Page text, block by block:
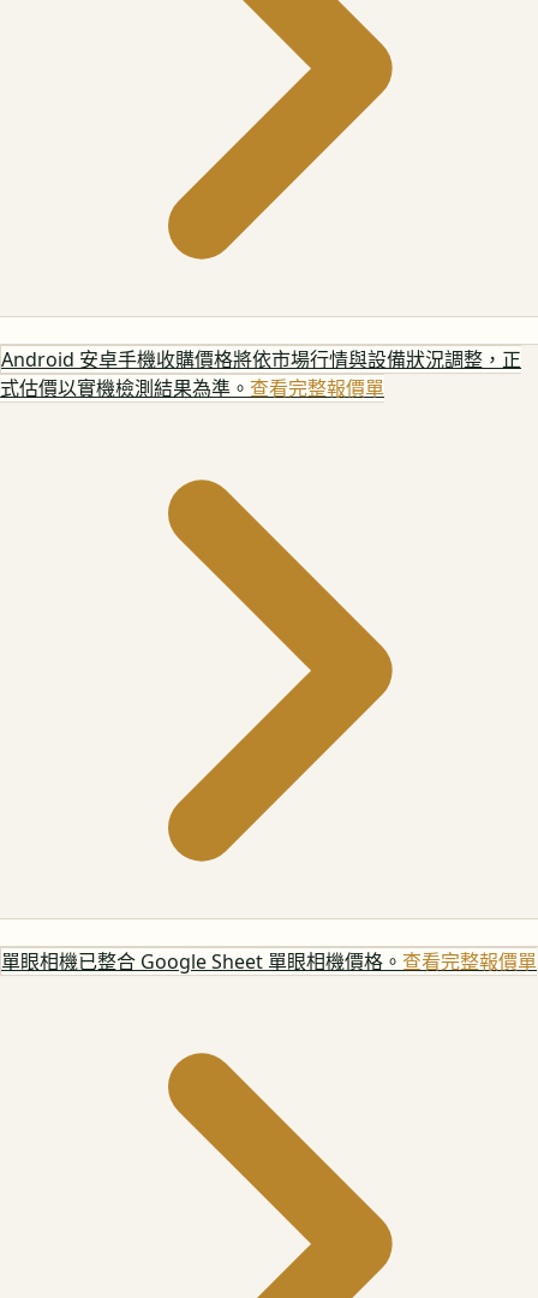
Android 安卓手機收購價格將依市場行情與設備狀況調整，正
式估價以實機檢測結果為準。 查看完整報價單
單眼相機已整合 Google Sheet 單眼相機價格。 查看完整報價單